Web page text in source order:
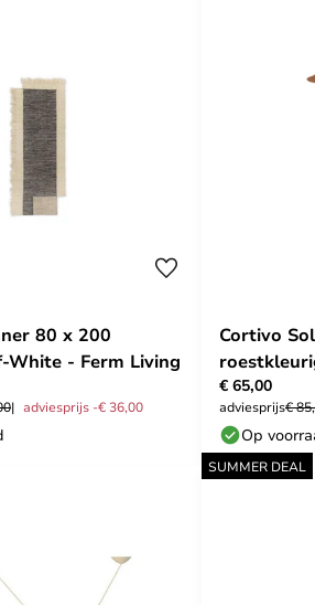
80 x 200
White - Ferm Living
adviesprijs -€ 36,00
Cortivo
€ 65,00
adviesprijs€
Op
SUMMER DEAL